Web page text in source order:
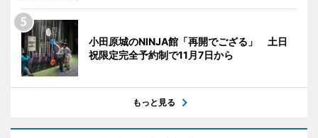
小田原城のNINJA館「再開でござる」 土日
祝限定完全予約制で11月7日から
もっと見る